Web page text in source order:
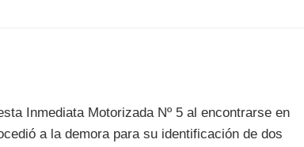
Inmediata Motorizada Nº 5 al encontrarse en
a la demora para su identificación de dos